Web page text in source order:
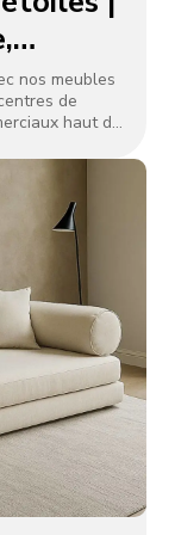
nos meubles
de
haut de
à